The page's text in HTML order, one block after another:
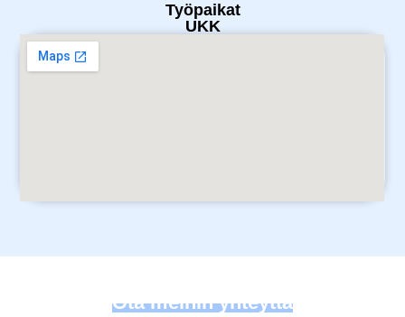
Työpaikat
UKK
Ota meihin yhteyttä